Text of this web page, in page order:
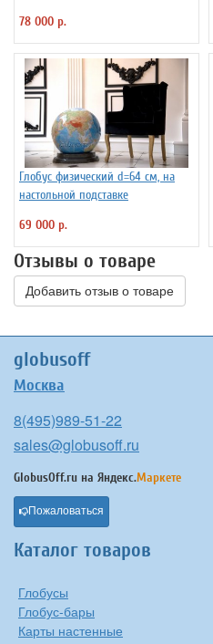
78 000 р.
Глобус физический d=64 см, на
настольной подставке
69 000 р.
Отзывы о товаре
Добавить отзыв о товаре
globusoff
Москва
8(495)989-51-22
sales@globusoff.ru
GlobusOff.ru на Яндекс.Маркете
Пожаловаться
Каталог товаров
Глобусы
Глобус-бары
Карты настенные